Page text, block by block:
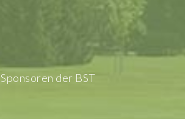
Sponsoren der BST